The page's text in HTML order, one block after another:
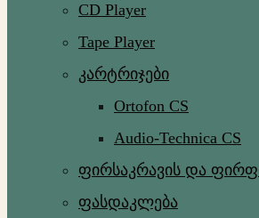
CD Player
Tape Player
კარტრიჯები
Ortofon CS
Audio-Technica CS
ფირსაკრავის და
ფასდაკლება